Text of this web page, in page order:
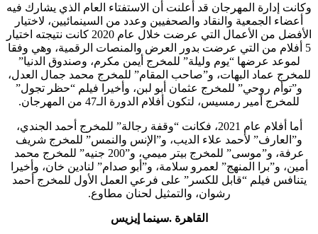
وكانت إدارة المهرجان قد أعلنت أن الاستفتاء العام الذي يشارك فيه
أعضاء الجمعية والنقاد والصحفيين وعدد من السينمائيين، لاختيار
الأفضل من الأعمال التي عرضت خلال عام 2020 كانت نتيجته اختيار
5 أفلام من التي عرضت بدور العرض والمنصات الرقمية، وهي وفقا
لموعد عرضها “يوم وليلة” للمخرج أيمن مكرم، وصندوق الدنيا”
للمخرج عماد البهات، و”صاحب المقام” للمخرج محمد جمال العدل،
و”توأم روحي” للمخرج عثمان أبو لبن، وأخيرا فيلم “حظر تجول”
للمخرج أمير رمسيس، لتكون أفلام الدورة الـ47 من المهرجان.
أما أفلام عام 2021، فكانت “وقفة رجالة” للمخرج أحمد الجندي،
و”العارف” لأحمد علاء الديب، و”الإنس والنمس” للمخرج شريف
عرفة، و”موسى” للمخرج بيتر ميمي، و”200 جنيه” للمخرج محمد
أمين، و”برا المنهج” لعمرو سلامة، و”أبو صدام” لنادين خان، وأخيرا
يتنافس فيلم “قابل للكسر” على فرعي العمل الأول للمخرج أحمد
رشوان، والتمثيل لحنان مطاوع.
القاهرة .سينما إيزيس